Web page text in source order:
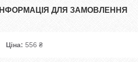
ІНФОРМАЦІЯ ДЛЯ ЗАМОВЛЕННЯ
Ціна: 556 ₴